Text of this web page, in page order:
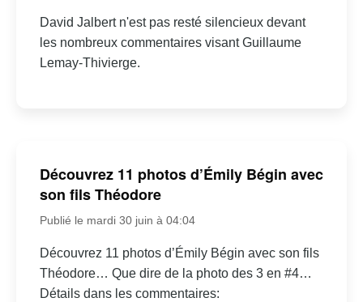
David Jalbert n'est pas resté silencieux devant
les nombreux commentaires visant Guillaume
Lemay-Thivierge.
Découvrez 11 photos d’Émily Bégin avec
son fils Théodore
Publié le mardi 30 juin à 04:04
Découvrez 11 photos d’Émily Bégin avec son fils
Théodore… Que dire de la photo des 3 en #4…
Détails dans les commentaires: